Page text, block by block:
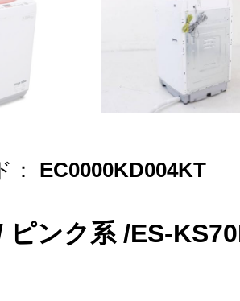
： EC0000KD004KT
ピンク系 /ES-